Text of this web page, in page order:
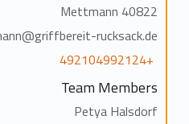
40822 Mettmann
rucksack.de
+492104992124
Team Members
Petya Halsdorf